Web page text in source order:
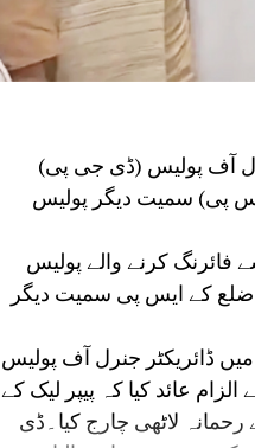
آف پولیس (ڈی جی پی)
پی) سمیت دیگر پولیس
مہلک ہتھیاروں سے فائرنگ کرنے والے پولیس
ضلع کے ایس پی سمیت دیگر
ڈائریکٹر جنرل آف پولیس
عائد کیا کہ پیپر لیک کے
لاٹھی چارج کیا۔ڈی